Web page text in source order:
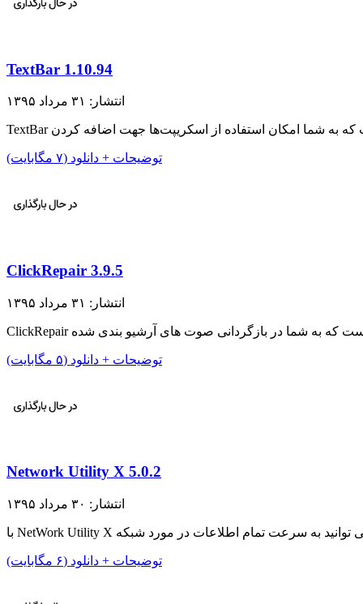
TextBar 1.10.94
انتشار: ۳۱ مرداد ۱۳۹۵
توضیحات + دانلود (۷ مگابایت)
ClickRepair 3.9.5
انتشار: ۳۱ مرداد ۱۳۹۵
توضیحات + دانلود (۵ مگابایت)
Network Utility X 5.0.2
انتشار: ۳۰ مرداد ۱۳۹۵
توضیحات + دانلود (۶ مگابایت)